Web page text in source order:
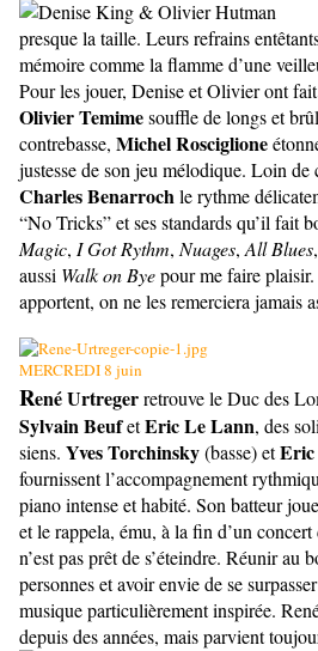
presque la taille. Leurs refrains
mémoire comme la flamme d’une
Pour les jouer, Denise et Olivier ont
Olivier Temimesouffle de longs et
contrebasse, Michel Rosciglione
justesse de son jeu mélodique. Loin
Charles Benarrochle rythme
“No Tricks” et ses standards qu’il fait
Magic, I Got Rythm, Nuages, All Blues,
aussi Walk on Byepour me faire
apportent, on ne les remerciera jamais
MERCREDI 8 juin
René Urtregerretrouve le Duc des
Sylvain BeufetEric Le Lann, des
siens. Yves Torchinsky(basse) etEric
fournissent l’accompagnement
piano intense et habité. Son batteur
et le rappela, ému, à la fin d’un
n’est pas prêt de s’éteindre. Réunir au
personnes et avoir envie de se
musique particulièrement inspirée.
depuis des années, mais parvient